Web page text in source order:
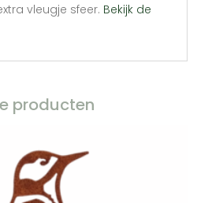
vleugje sfeer. Bekijk de
producten